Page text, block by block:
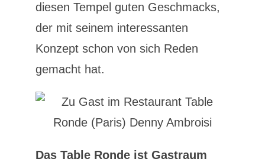
diesen Tempel guten Geschmacks,
der mit seinem interessanten
Konzept schon von sich Reden
gemacht hat.
Das Table Ronde ist Gastraum